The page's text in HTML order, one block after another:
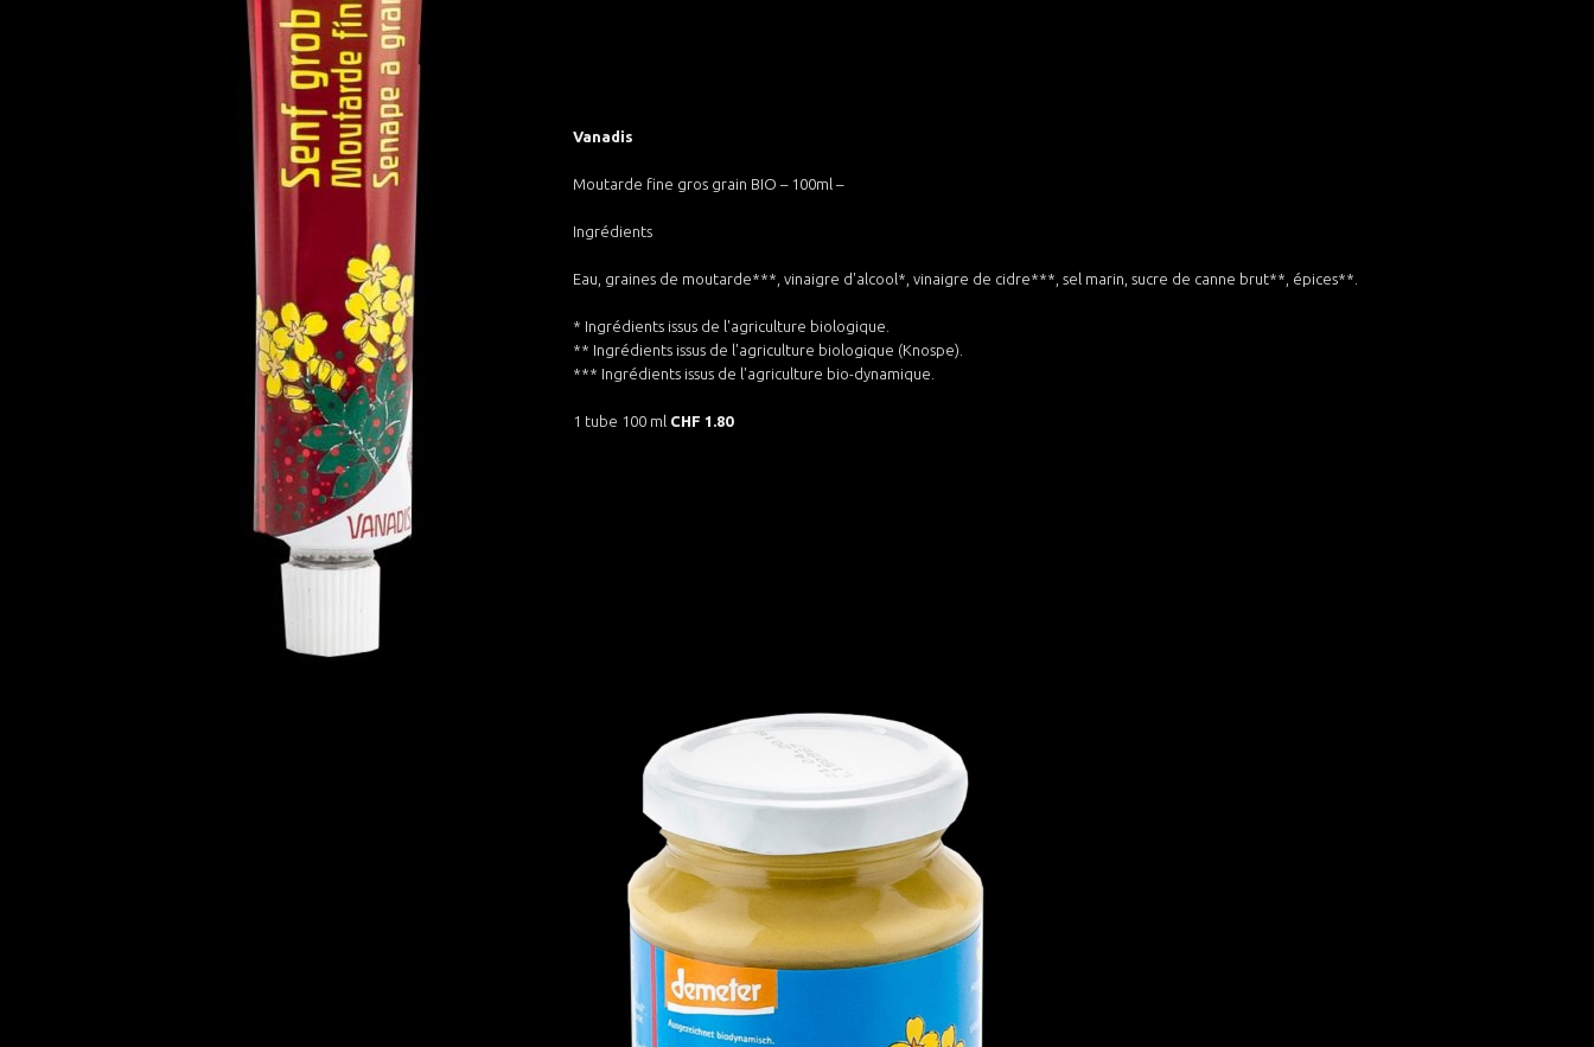
Vanadis
Moutarde fine gros grain BIO – 100ml –
Ingrédients
Eau, graines de moutarde***, vinaigre d'alcool*, vinaigre de cidre***, sel marin, sucre de canne brut**, épices**.
* Ingrédients issus de l'agriculture biologique.
** Ingrédients issus de l'agriculture biologique (Knospe).
*** Ingrédients issus de l'agriculture bio-dynamique.
1 tube 100 ml CHF 1.80